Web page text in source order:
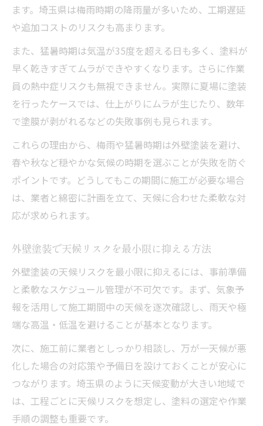
ます。埼玉県は梅雨時期の降雨量が多いため、工期遅延
や追加コストのリスクも高まります。
また、猛暑時期は気温が35度を超える日も多く、塗料が
早く乾きすぎてムラができやすくなります。さらに作業
員の熱中症リスクも無視できません。実際に夏場に塗装
を行ったケースでは、仕上がりにムラが生じたり、数年
で塗膜が剥がれるなどの失敗事例も見られます。
これらの理由から、梅雨や猛暑時期は外壁塗装を避け、
春や秋など穏やかな気候の時期を選ぶことが失敗を防ぐ
ポイントです。どうしてもこの期間に施工が必要な場合
は、業者と綿密に計画を立て、天候に合わせた柔軟な対
応が求められます。
外壁塗装で天候リスクを最小限に抑える方法
外壁塗装の天候リスクを最小限に抑えるには、事前準備
と柔軟なスケジュール管理が不可欠です。まず、気象予
報を活用して施工期間中の天候を逐次確認し、雨天や極
端な高温・低温を避けることが基本となります。
次に、施工前に業者としっかり相談し、万が一天候が悪
化した場合の対応策や予備日を設けておくことが安心に
つながります。埼玉県のように天候変動が大きい地域で
は、工程ごとに天候リスクを想定し、塗料の選定や作業
手順の調整も重要です。